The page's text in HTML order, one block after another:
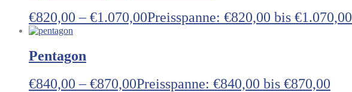
€820,00 –€1.070,00Preisspanne: €820,00 bis €1.070,00
Pentagon
€840,00 –€870,00Preisspanne: €840,00 bis €870,00